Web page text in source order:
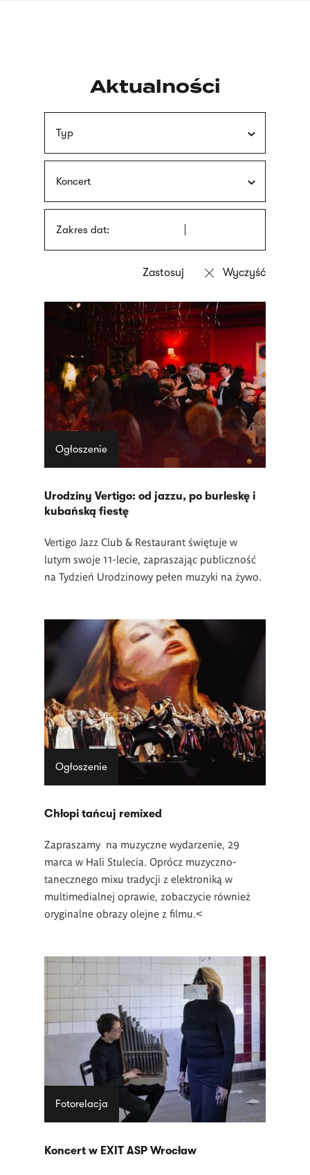
Aktualności
Typ
Koncert
Zakres dat:
artykułów
Ogłoszenie
Urodziny Vertigo: od jazzu, po burleskę i
kubańską fiestę
Vertigo Jazz Club & Restaurant świętuje w
lutym swoje 11-lecie, zapraszając publiczność
na Tydzień Urodzinowy pełen muzyki na żywo.
Ogłoszenie
Chłopi tańcuj remixed
Zapraszamy na muzyczne wydarzenie, 29
marca w Hali Stulecia. Oprócz muzyczno-
tanecznego mixu tradycji z elektroniką w
multimedialnej oprawie, zobaczycie również
oryginalne obrazy olejne z filmu.<
Fotorelacja
Koncert w EXIT ASP Wrocław